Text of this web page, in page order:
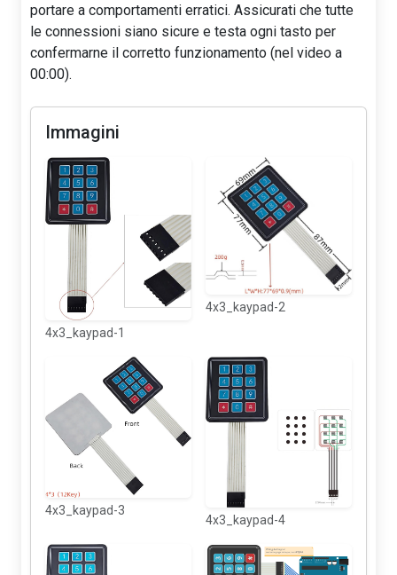
portare a comportamenti erratici. Assicurati che tutte
le connessioni siano sicure e testa ogni tasto per
confermarne il corretto funzionamento (nel video a
00:00).
Immagini
4x3_kaypad-1
4x3_kaypad-2
4x3_kaypad-3
4x3_kaypad-4